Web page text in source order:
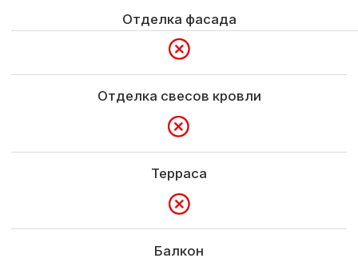
Гарантия
5 лет